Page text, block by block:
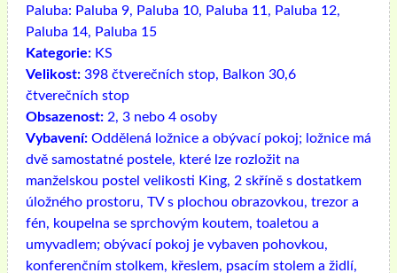
Paluba: Paluba 9, Paluba 10, Paluba 11, Paluba 12,
Paluba 14, Paluba 15
Kategorie: KS
Velikost: 398 čtverečních stop, Balkon 30,6
čtverečních stop
Obsazenost: 2, 3 nebo 4 osoby
Vybavení: Oddělená ložnice a obývací pokoj; ložnice má
dvě samostatné postele, které lze rozložit na
manželskou postel velikosti King, 2 skříně s dostatkem
úložného prostoru, TV s plochou obrazovkou, trezor a
fén, koupelna se sprchovým koutem, toaletou a
umyvadlem; obývací pokoj je vybaven pohovkou,
konferenčním stolkem, křeslem, psacím stolem a židlí,